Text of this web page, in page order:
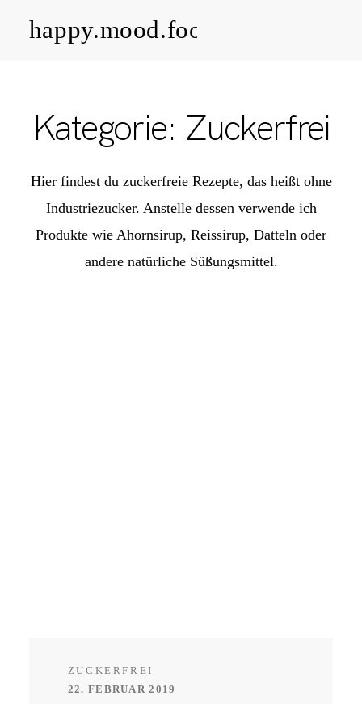
happy.mood.food
Rezepte
About me
Kontakt
Kategorie: Zuckerfrei
Hier findest du zuckerfreie Rezepte, das heißt ohne
Industriezucker. Anstelle dessen verwende ich
Produkte wie Ahornsirup, Reissirup, Datteln oder
andere natürliche Süßungsmittel.
ZUCKERFREI
22. FEBRUAR 2019